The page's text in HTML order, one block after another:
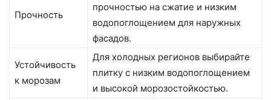
Прочность
прочностью на сжатие и низким
водопоглощением для наружных
фасадов.
Устойчивость
к морозам
Для холодных регионов выбирайте
плитку с низким водопоглощением
и высокой морозостойкостью.